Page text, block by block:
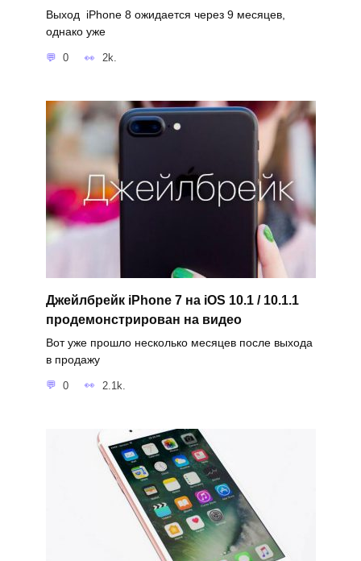
Выход iPhone 8 ожидается через 9 месяцев,
однако уже
0 2k.
Джейлбрейк iPhone 7 на iOS 10.1 / 10.1.1
продемонстрирован на видео
Вот уже прошло несколько месяцев после выхода
в продажу
0 2.1k.